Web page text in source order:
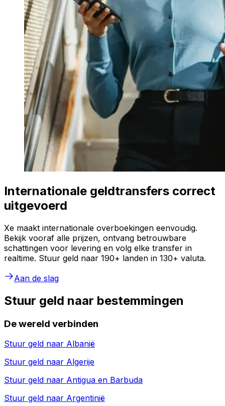
Internationale geldtransfers correct
uitgevoerd
Xe maakt internationale overboekingen eenvoudig.
Bekijk vooraf alle prijzen, ontvang betrouwbare
schattingen voor levering en volg elke transfer in
realtime. Stuur geld naar 190+ landen in 130+ valuta.
Aan de slag
Stuur geld naar bestemmingen
De wereld verbinden
Stuur geld naar Albanië
Stuur geld naar Algerije
Stuur geld naar Antigua en Barbuda
Stuur geld naar Argentinië